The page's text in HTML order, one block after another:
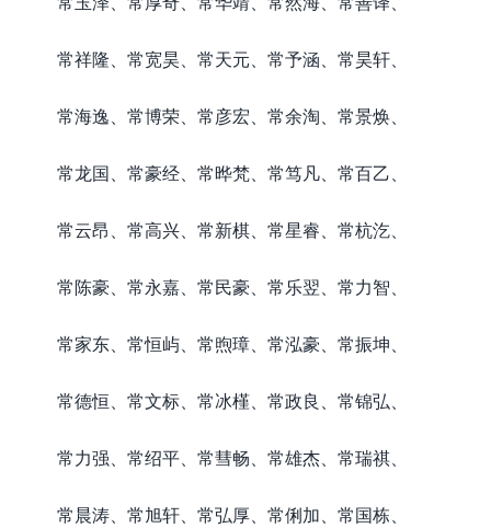
常祥隆、常宽昊、常天元、常予涵、常昊轩、
常海逸、常博荣、常彦宏、常余淘、常景焕、
常龙国、常豪经、常晔梵、常笃凡、常百乙、
常云昂、常高兴、常新棋、常星睿、常杭汔、
常陈豪、常永嘉、常民豪、常乐翌、常力智、
常家东、常恒屿、常煦璋、常泓豪、常振坤、
常德恒、常文标、常冰槿、常政良、常锦弘、
常力强、常绍平、常彗畅、常雄杰、常瑞祺、
常晨涛、常旭轩、常弘厚、常俐加、常国栋、